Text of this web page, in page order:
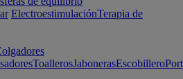
ElectroestimulaciónTerapia de
ToallerosJabonerasEscobillero